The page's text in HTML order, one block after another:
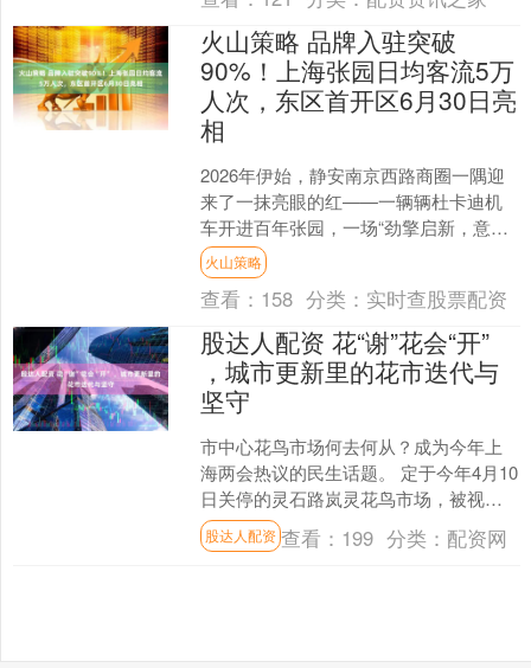
火山策略 品牌入驻突破
90%！上海张园日均客流5万
人次，东区首开区6月30日亮
相
2026年伊始，静安南京西路商圈一隅迎
来了一抹亮眼的红——一辆辆杜卡迪机
车开进百年张园，一场“劲擎启新，意跃
张园”IP活动在此拉开帷幕，见证历史与
商业的奇妙交融....
火山策略
查看： 158 分类： 实时查股票配资
股达人配资 花“谢”花会“开”
，城市更新里的花市迭代与
坚守
市中心花鸟市场何去何从？成为今年上
海两会热议的民生话题。 定于今年4月10
日关停的灵石路岚灵花鸟市场，被视作
上海市中心最后一座大型花鸟市场的谢
幕。 从市场运营方....
股达人配资 查看： 199 分类： 配资网